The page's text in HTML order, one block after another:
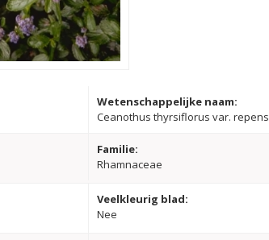
Wetenschappelijke naam:
Ceanothus thyrsiflorus var. repens
Familie:
Rhamnaceae
Veelkleurig blad:
Nee